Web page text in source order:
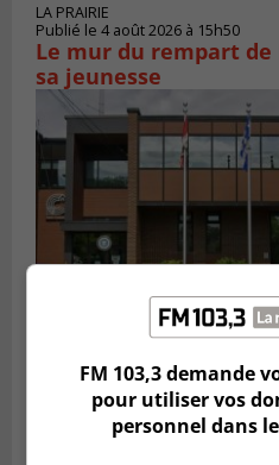
LA PRAIRIE
Publié le 4 août 2026 à 15h50
Le mur du rempart
sa jeunesse
SAINT-CONSTANT
Publié le 4 août 2026 à 14h02
Saint-Constant signe
FM 103,3 demande
pour utiliser vos
personnel dans